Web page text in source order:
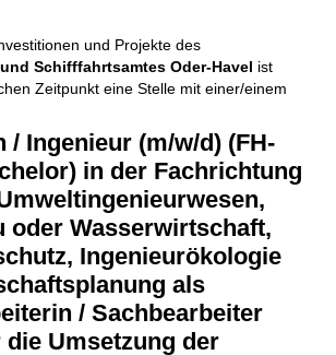
und Projekte des
Schifffahrts­amtes Oder-Havel ist
Zeitpunkt eine Stelle mit einer/einem
/ Ingenieur (m/w/d) (FH-
in der Fachrichtung
oder Wasserwirtschaft,
Ingenieur­ökologie
als
/ Sachbearbeiter
die Umsetzung der